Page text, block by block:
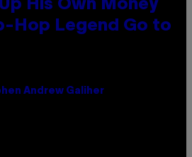
His Own Money
Hop Legend Go to
Andrew Galiher